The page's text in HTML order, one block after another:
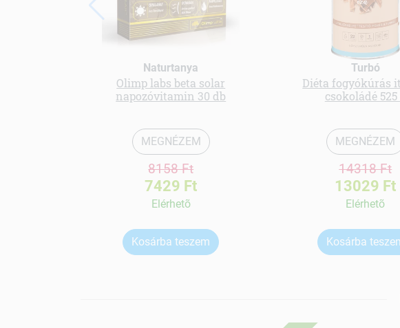
Naturtanya
Olimp labs beta solar
napozóvitamin 30 db
MEGNÉZEM
8158 Ft
7429 Ft
Elérhetõ
Kosárba teszem
Turbó
Diéta fogyókúrás
csokoládé 525
MEGNÉZEM
14318 Ft
13029 Ft
Elérhetõ
Kosárba